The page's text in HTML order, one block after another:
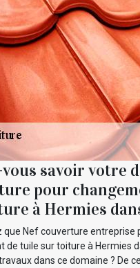
savoir votre
pour
à Hermies
que Nef couverture entreprise
de tuile sur toiture à Hermies
dans ce domaine ? De